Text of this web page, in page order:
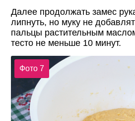
Далее продолжать замес
липнуть, но муку не
пальцы растительным
тесто не меньше 10 минут.
Фото 7